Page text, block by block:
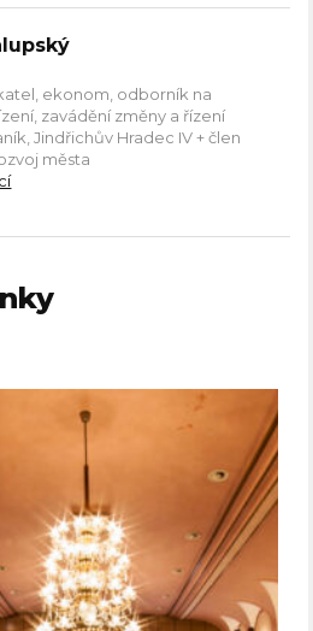
ekonom, odborník na
zavádění změny a řízení
Jindřichův Hradec IV + člen
města